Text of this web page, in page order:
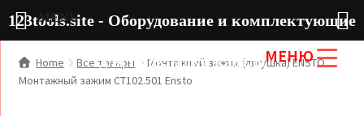
МЕНЮ
Home Все товары
Монтажный зажим (лягушка) ENSTO
Монтажный зажим CT102.501 Ensto
MENU
123tools.site - Оборудование и комплектующие
для прокладки кабеля